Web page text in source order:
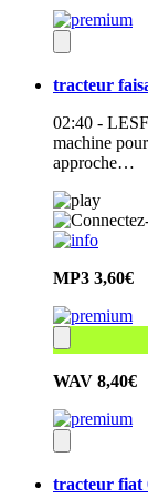
tracteur
02:40 -
machine
approche…
MP3 3,60€
WAV 8,40€
tracteur fiat